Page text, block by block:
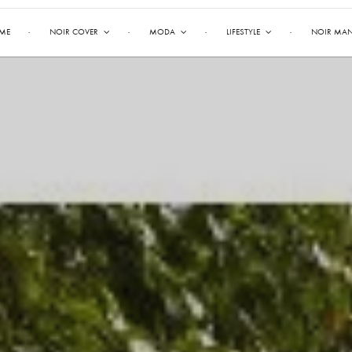
NOIR COVER MODA LIFESTYLE NOIR